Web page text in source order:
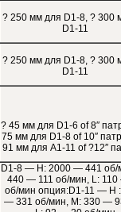
? 250 мм для D1-8, ? 300
D1-11
? 250 мм для D1-8, ? 300
D1-11
? 45 мм для D1-6 of 8″
75 мм для D1-8 of 10″
91 мм для A1-11 of ?12″
D1-8 — H: 2000 — 441 об/
440 — 111 об/мин, L:
об/мин опция:D1-11 — H
— 331 об/мин, M: 330 —